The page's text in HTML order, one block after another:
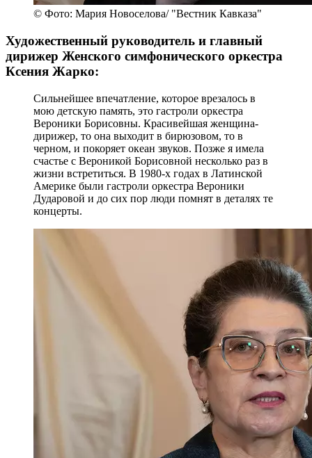
© Фото: Мария Новоселова/ "Вестник Кавказа"
Художественный руководитель и главный
дирижер Женского симфонического оркестра
Ксения Жарко:
Сильнейшее впечатление, которое врезалось в
мою детскую память, это гастроли оркестра
Вероники Борисовны. Красивейшая женщина-
дирижер, то она выходит в бирюзовом, то в
черном, и покоряет океан звуков. Позже я имела
счастье с Вероникой Борисовной несколько раз в
жизни встретиться. В 1980-х годах в Латинской
Америке были гастроли оркестра Вероники
Дударовой и до сих пор люди помнят в деталях те
концерты.